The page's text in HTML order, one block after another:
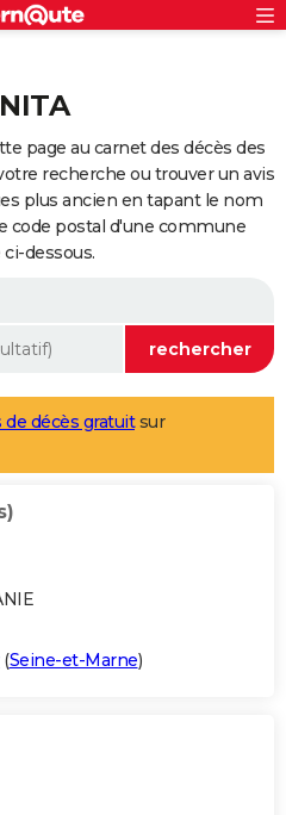
page au carnet des décès des
recherche ou trouver un avis
plus ancien en tapant le nom
code postal d'une commune
dessous.
de décès gratuitsur
(Seine-et-Marne)